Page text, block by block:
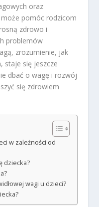
oraz
pomóc rodzicom
zdrowo i
problemów
zrozumienie, jak
staje się jeszcze
dbać o wagę i rozwój
się zdrowiem
w zależności od
dziecka?
wagi u dzieci?